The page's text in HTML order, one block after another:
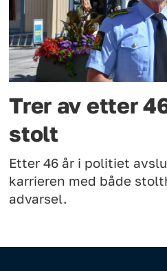
Trer av etter
stolt
Etter 46 år i politiet
karrieren med både
advarsel.